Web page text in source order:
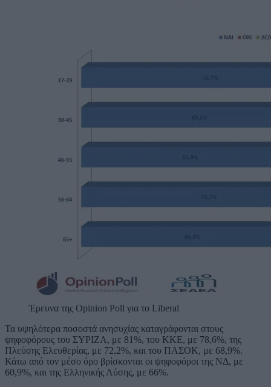
Έρευνα της Opinion Poll για το Liberal
Τα υψηλότερα ποσοστά ανησυχίας καταγράφονται στους
ψηφοφόρους του ΣΥΡΙΖΑ, με 81%, του ΚΚΕ, με 78,6%, της
Πλεύσης Ελευθερίας, με 72,2%, και του ΠΑΣΟΚ, με 68,9%.
Κάτω από τον μέσο όρο βρίσκονται οι ψηφοφόροι της ΝΔ, με
60,9%, και της Ελληνικής Λύσης, με 66%.